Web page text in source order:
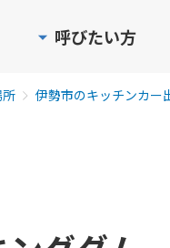
呼びたい方
伊勢市のキッチンカー